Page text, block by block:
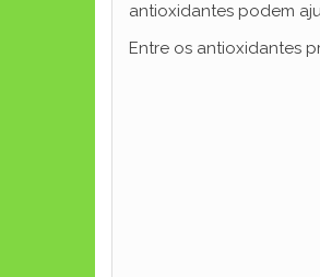
antioxidantes podem
Entre os antioxidantes